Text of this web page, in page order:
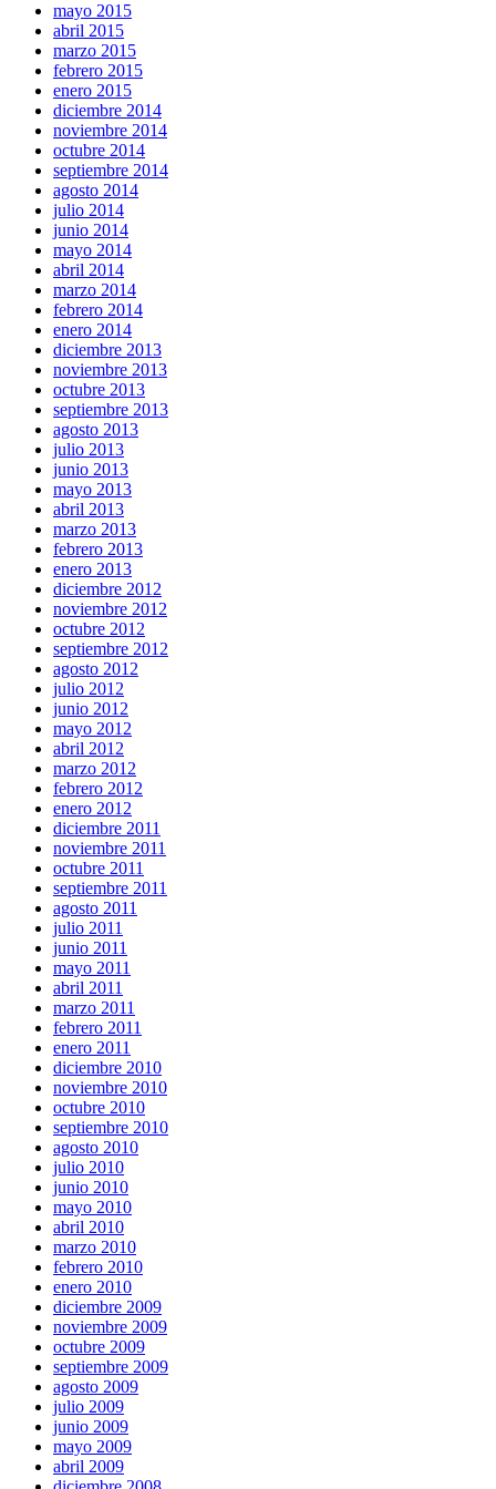
mayo 2015
abril 2015
marzo 2015
febrero 2015
enero 2015
diciembre 2014
noviembre 2014
octubre 2014
septiembre 2014
agosto 2014
julio 2014
junio 2014
mayo 2014
abril 2014
marzo 2014
febrero 2014
enero 2014
diciembre 2013
noviembre 2013
octubre 2013
septiembre 2013
agosto 2013
julio 2013
junio 2013
mayo 2013
abril 2013
marzo 2013
febrero 2013
enero 2013
diciembre 2012
noviembre 2012
octubre 2012
septiembre 2012
agosto 2012
julio 2012
junio 2012
mayo 2012
abril 2012
marzo 2012
febrero 2012
enero 2012
diciembre 2011
noviembre 2011
octubre 2011
septiembre 2011
agosto 2011
julio 2011
junio 2011
mayo 2011
abril 2011
marzo 2011
febrero 2011
enero 2011
diciembre 2010
noviembre 2010
octubre 2010
septiembre 2010
agosto 2010
julio 2010
junio 2010
mayo 2010
abril 2010
marzo 2010
febrero 2010
enero 2010
diciembre 2009
noviembre 2009
octubre 2009
septiembre 2009
agosto 2009
julio 2009
junio 2009
mayo 2009
abril 2009